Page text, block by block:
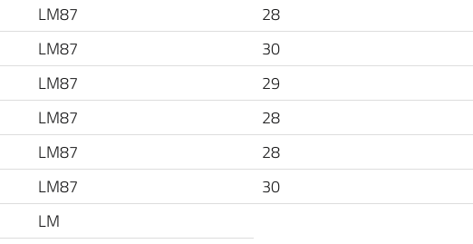
LM87
28
LM87
30
LM87
29
LM87
28
LM87
28
LM87
30
LM